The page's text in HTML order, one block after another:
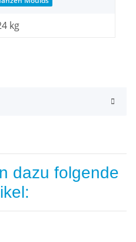
kg
dazu folgende